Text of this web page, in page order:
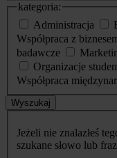
kategoria:
Administracja
Współpraca z
badawcze
Organizacje
Współpraca
Wyszukaj
Jeżeli nie znalazłeś
szukane słowo lub